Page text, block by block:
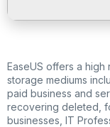
EaseUS offers a
storage mediums
paid business and
recovering deleted,
businesses, IT